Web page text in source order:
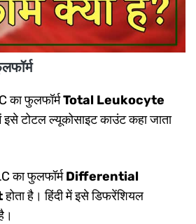
का फुलफॉर्मTotal Leukocyte
इसे टोटल ल्यूकोसाइट काउंट कहा जाता
का फुलफॉर्मDifferential
होता है। हिंदी में इसे डिफरेंशियल